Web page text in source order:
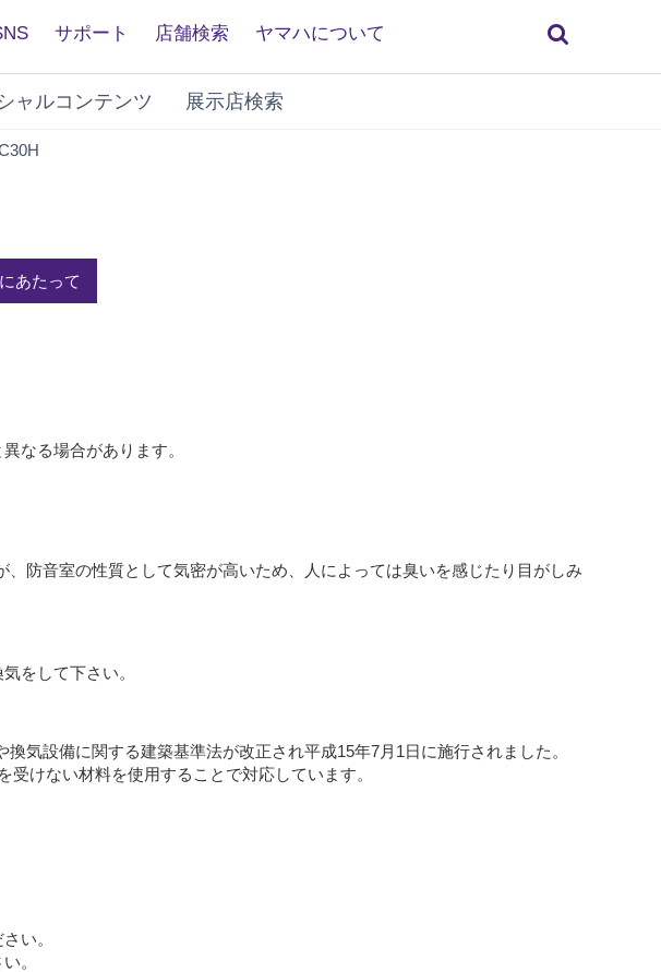
サポート 店舗検索 ヤマハについて
ャルコンテンツ 展示店検索
た
っ
て
あたって
なる場合があります。
防音室の性質として気密が高いため、人によっては臭いを感じたり目がしみ
をして下さい。
気設備に関する建築基準法が改正され平成15年7月1日に施行されました。
けない材料を使用することで対応しています。
い。
。